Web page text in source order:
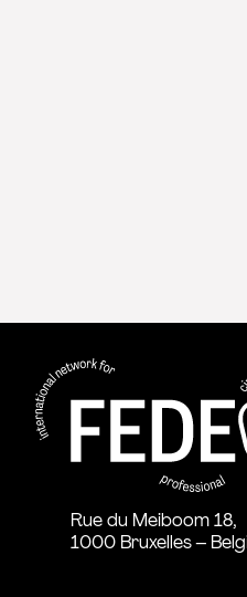
Rue du Meiboom 18,
1000 Bruxelles –